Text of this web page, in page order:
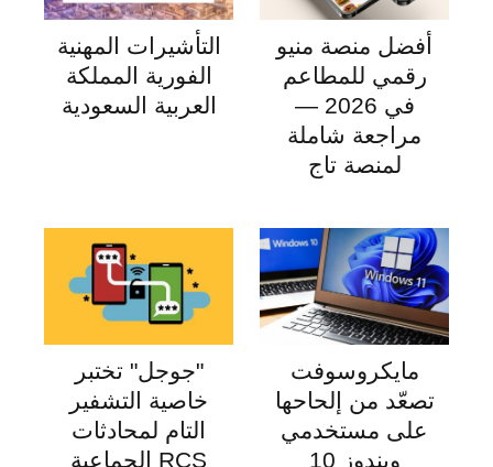
أفضل منصة منيو
رقمي للمطاعم
في 2026 —
مراجعة شاملة
لمنصة تاج
التأشيرات المهنية
الفورية المملكة
العربية السعودية
مايكروسوفت
تصعّد من إلحاحها
على مستخدمي
ويندوز 10
"جوجل" تختبر
خاصية التشفير
التام لمحادثات
RCS الجماعية